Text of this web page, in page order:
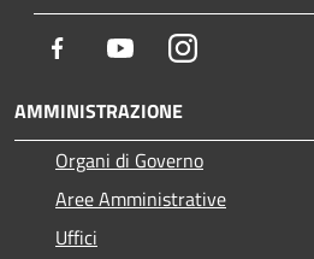
Facebook YoutubeInstagram
AMMINISTRAZIONE
Organi di Governo
Aree Amministrative
Uffici